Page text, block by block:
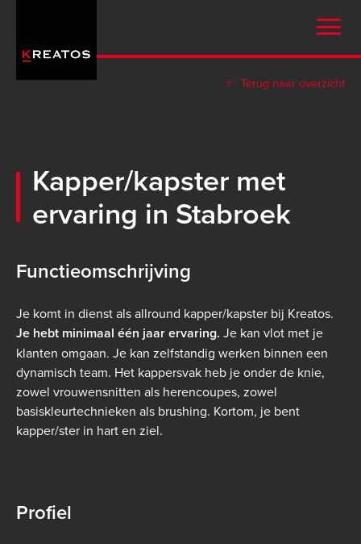
naar
Terug naar overzicht
Kapper/kapster met
ervaring in Stabroek
Functieomschrijving
Je komt in dienst als allround kapper/kapster bij Kreatos.
Je hebt minimaal één jaar ervaring. Je kan vlot met je
klanten omgaan. Je kan zelfstandig werken binnen een
dynamisch team. Het kappersvak heb je onder de knie,
zowel vrouwensnitten als herencoupes, zowel
basiskleurtechnieken als brushing. Kortom, je bent
kapper/ster in hart en ziel.
Profiel